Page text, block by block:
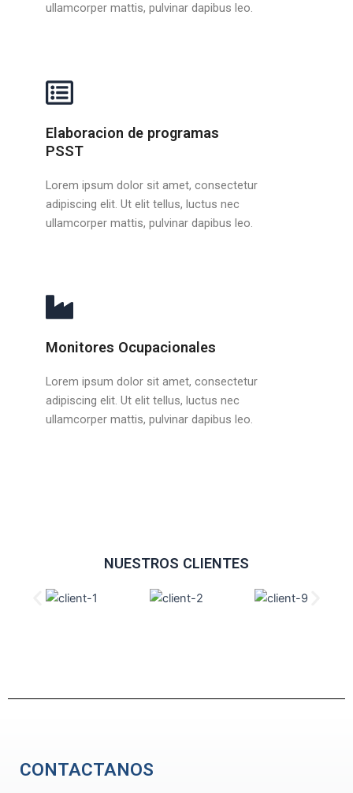
ullamcorper mattis, pulvinar dapibus leo.
Elaboracion de programas
PSST
Lorem ipsum dolor sit amet, consectetur
adipiscing elit. Ut elit tellus, luctus nec
ullamcorper mattis, pulvinar dapibus leo.
Monitores Ocupacionales
Lorem ipsum dolor sit amet, consectetur
adipiscing elit. Ut elit tellus, luctus nec
ullamcorper mattis, pulvinar dapibus leo.
NUESTROS CLIENTES
CONTACTANOS